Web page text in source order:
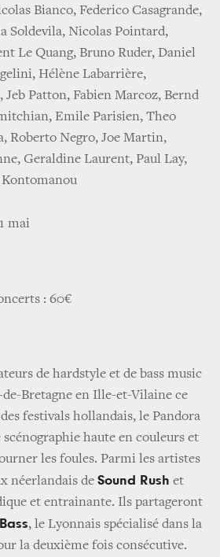
Bianco, Federico Casagrande,
Soldevila, Nicolas Pointard,
Le Quang, Bruno Ruder, Daniel
Hélène Labarrière,
Patton, Fabien Marcoz, Bernd
Emile Parisien, Theo
Roberto Negro, Joe Martin,
Geraldine Laurent, Paul Lay,
mai
: 60€
de hardstyle et de bass music
Bretagne en Ille-et-Vilaine ce
festivals hollandais, le Pandora
scénographie haute en couleurs et
les foules. Parmi les artistes
néerlandais de Sound Rush et
et entrainante. Ils partageront
, le Lyonnais spécialisé dans la
la deuxième fois consécutive.